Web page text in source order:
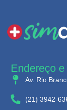
Endereço
Av. Rio
(21) 3942-